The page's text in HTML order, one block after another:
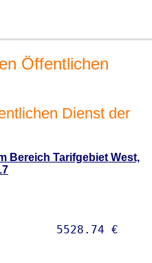
Öffentlichen
Dienst der
Bereich Tarifgebiet West,